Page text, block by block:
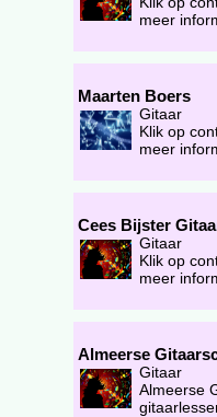
meer
Maarten Boers
Gitaar
Klik op
meer
Cees Bijster
Gitaar
Klik op
meer
Almeerse
Gitaar
Almeerse